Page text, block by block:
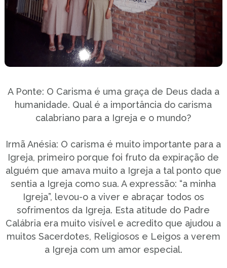
A Ponte: O Carisma é uma graça de Deus dada a
humanidade. Qual é a importância do carisma
calabriano para a Igreja e o mundo?
Irmã Anésia: O carisma é muito importante para a
Igreja, primeiro porque foi fruto da expiração de
alguém que amava muito a Igreja a tal ponto que
sentia a Igreja como sua. A expressão: “a minha
Igreja”, levou-o a viver e abraçar todos os
sofrimentos da Igreja. Esta atitude do Padre
Calábria era muito visível e acredito que ajudou a
muitos Sacerdotes, Religiosos e Leigos a verem
a Igreja com um amor especial.